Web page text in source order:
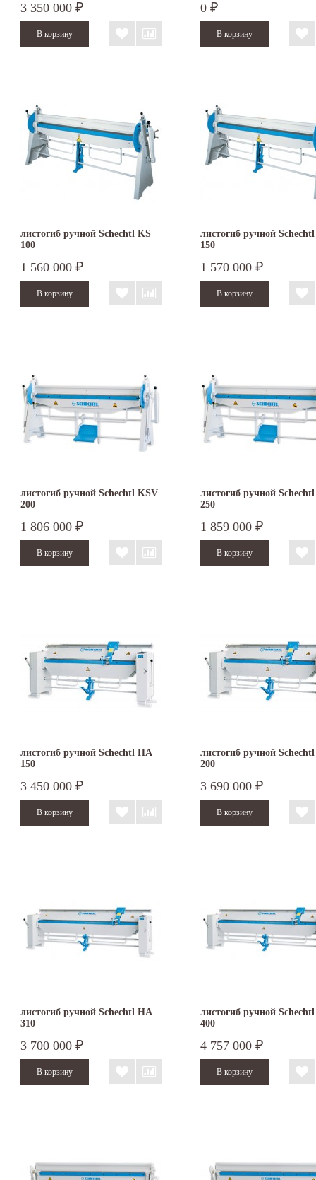
3 350 000 ₽ 0 ₽
листогиб ручной Schechtl KS
100
1 560 000 ₽
листогиб ручной
150
1 570 000 ₽
листогиб ручной Schechtl KSV
200
1 806 000 ₽
листогиб ручной
250
1 859 000 ₽
листогиб ручной Schechtl HA
150
3 450 000 ₽
листогиб ручной
200
3 690 000 ₽
листогиб ручной Schechtl HA
310
3 700 000 ₽
листогиб ручной
400
4 757 000 ₽